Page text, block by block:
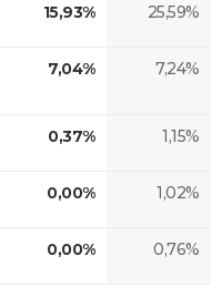
15,93% 25,59%
7,04% 7,24%
0,37% 1,15%
0,00% 1,02%
0,00% 0,76%